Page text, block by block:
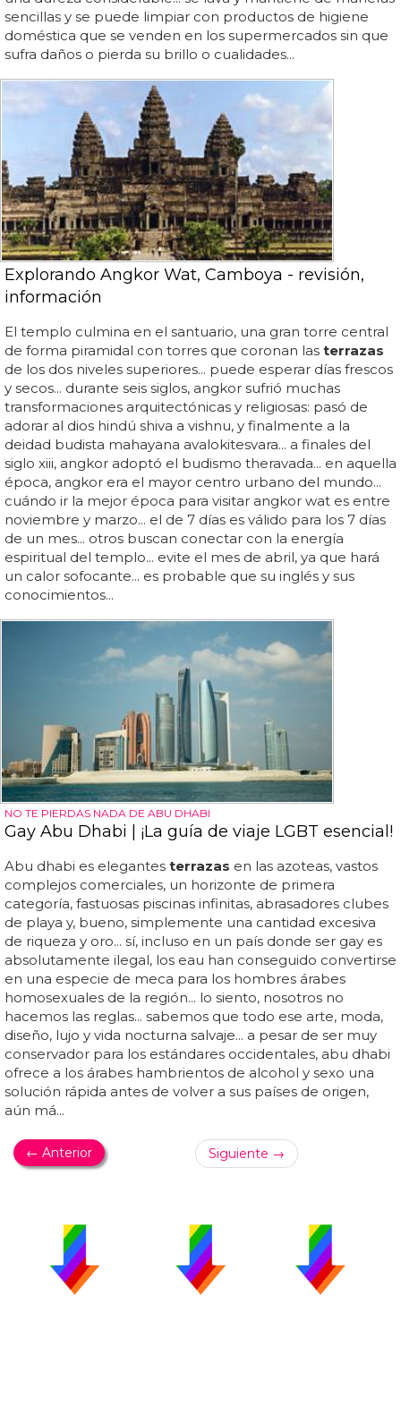
sencillas y se puede limpiar con productos de higiene
doméstica que se venden en los supermercados sin que
sufra daños o pierda su brillo o cualidades...
Explorando Angkor Wat, Camboya - revisión,
información
El templo culmina en el santuario, una gran torre central
de forma piramidal con torres que coronan las terrazas
de los dos niveles superiores... puede esperar días frescos
y secos... durante seis siglos, angkor sufrió muchas
transformaciones arquitectónicas y religiosas: pasó de
adorar al dios hindú shiva a vishnu, y finalmente a la
deidad budista mahayana avalokitesvara... a finales del
siglo xiii, angkor adoptó el budismo theravada... en aquella
época, angkor era el mayor centro urbano del mundo...
cuándo ir la mejor época para visitar angkor wat es entre
noviembre y marzo... el de 7 días es válido para los 7 días
de un mes... otros buscan conectar con la energía
espiritual del templo... evite el mes de abril, ya que hará
un calor sofocante... es probable que su inglés y sus
conocimientos...
NO TE PIERDAS NADA DE ABU DHABI
Gay Abu Dhabi | ¡La guía de viaje LGBT esencial!
Abu dhabi es elegantes terrazas en las azoteas, vastos
complejos comerciales, un horizonte de primera
categoría, fastuosas piscinas infinitas, abrasadores clubes
de playa y, bueno, simplemente una cantidad excesiva
de riqueza y oro... sí, incluso en un país donde ser gay es
absolutamente ilegal, los eau han conseguido convertirse
en una especie de meca para los hombres árabes
homosexuales de la región... lo siento, nosotros no
hacemos las reglas... sabemos que todo ese arte, moda,
diseño, lujo y vida nocturna salvaje... a pesar de ser muy
conservador para los estándares occidentales, abu dhabi
ofrece a los árabes hambrientos de alcohol y sexo una
solución rápida antes de volver a sus países de origen,
aún má...
← Anterior Siguiente →